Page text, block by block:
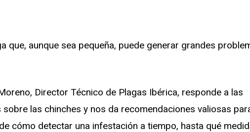
que, aunque sea pequeña, puede generar grandes
Director Técnico de Plagas Ibérica, responde a las
las chinches y nos da recomendaciones valiosas
cómo detectar una infestación a tiempo, hasta qué